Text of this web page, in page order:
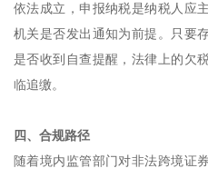
依法成立，申报纳税是纳税人应
机关是否发出通知为前提。只要
是否收到自查提醒，法律上的欠
临追缴。
四、合规路径
随着境内监管部门对非法跨境证